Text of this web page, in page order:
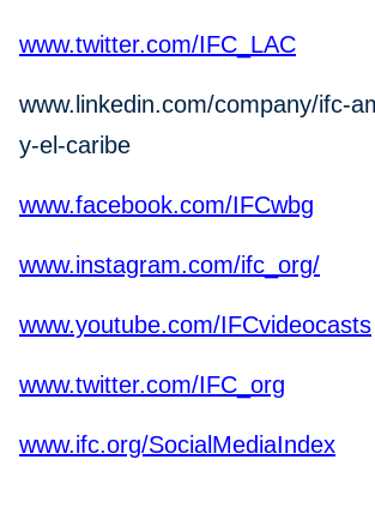
www.twitter.com/IFC_LAC
www.linkedin.com/company/ifc-
y-el-caribe
www.facebook.com/IFCwbg
www.instagram.com/ifc_org/
www.youtube.com/IFCvideocasts
www.twitter.com/IFC_org
www.ifc.org/SocialMediaIndex